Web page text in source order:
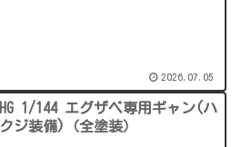
2026.07.05
HG 1/144 エグザベ専用ギャン(ハ
クジ装備)（全塗装）